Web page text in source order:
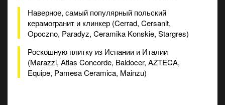
Наверное, самый популярный польский
керамогранит и клинкер (Cerrad, Cersanit,
Opoczno, Paradyz, Ceramika Konskie, Stargres)
Роскошную плитку из Испании и Италии
(Marazzi, Atlas Concorde, Baldocer, AZTECA,
Equipe, Pamesa Ceramica, Mainzu)